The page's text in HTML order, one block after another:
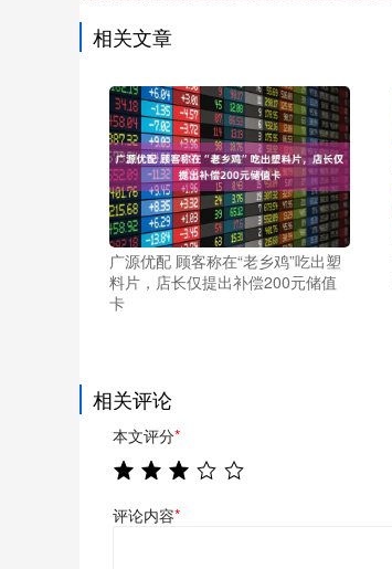
相关文章
广源优配 顾客称在“老乡鸡”吃出塑
料片，店长仅提出补偿200元储值
卡
相关评论
本文评分*
评论内容*